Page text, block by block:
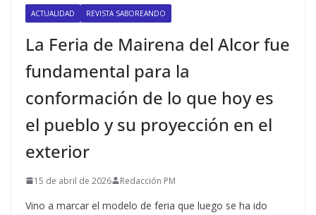
ACTUALIDAD REVISTA SABOREANDO
La Feria de Mairena del Alcor fue
fundamental para la
conformación de lo que hoy es
el pueblo y su proyección en el
exterior
15 de abril de 2026 Redacción PM
Vino a marcar el modelo de feria que luego se ha ido